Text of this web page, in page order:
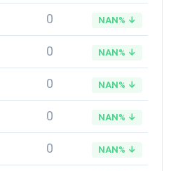
0 NAN% ↓
0 NAN% ↓
0 NAN% ↓
0 NAN% ↓
0 NAN% ↓